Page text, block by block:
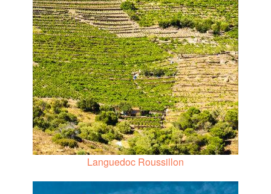
Languedoc Roussillon